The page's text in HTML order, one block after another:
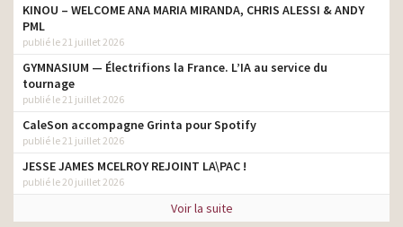
KINOU – WELCOME ANA MARIA MIRANDA, CHRIS ALESSI & ANDY
PML
publié le 21 juillet 2026
GYMNASIUM — Électrifions la France. L’IA au service du
tournage
publié le 21 juillet 2026
CaleSon accompagne Grinta pour Spotify
publié le 21 juillet 2026
JESSE JAMES MCELROY REJOINT LA\PAC !
publié le 20 juillet 2026
Voir la suite